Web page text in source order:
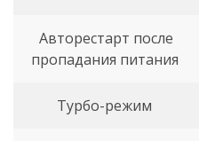
Авторестарт после
пропадания питания
Турбо-режим